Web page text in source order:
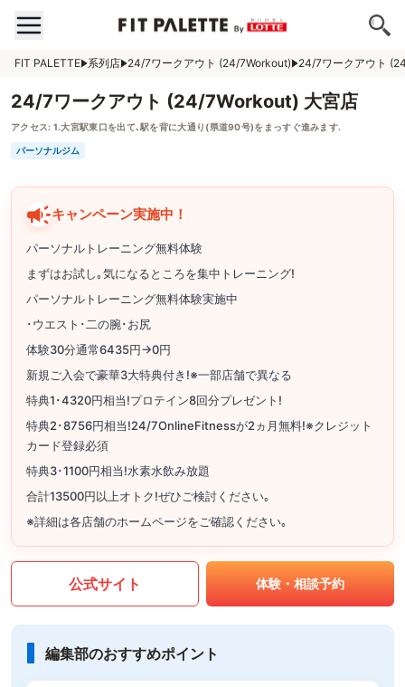
FIT PALETTE 系列店 24/7ワークアウト (24/7Workout) 24/7ワークアウト
24/7ワークアウト (24/7Workout) 大宮店
アクセス: 1.大宮駅東口を出て､駅を背に大通り(県道90号)をまっすぐ進みます.
パーソナルジム
キャンペーン実施中！
パーソナルトレーニング無料体験
まずはお試し｡気になるところを集中トレーニング!
パーソナルトレーニング無料体験実施中
･ウエスト･二の腕･お尻
体験30分通常6435円→0円
新規ご入会で豪華3大特典付き!※一部店舗で異なる
特典1･4320円相当!プロテイン8回分プレゼント!
特典2･8756円相当!24/7OnlineFitnessが2ヵ月無料!※クレジット
カード登録必須
特典3･1100円相当!水素水飲み放題
合計13500円以上オトク!ぜひご検討ください｡
※詳細は各店舗のホームページをご確認ください｡
公式サイト 体験・相談予約
編集部のおすすめポイント